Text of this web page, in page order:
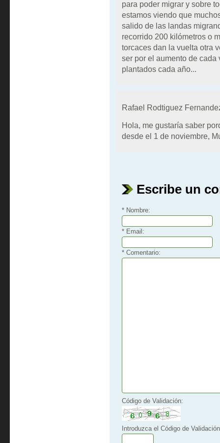
para poder migrar y sobre
estamos viendo que
salido de las landas
recorrido 200 kilómetros o
torcaces dan la vuelta otra
ser por el aumento de
plantados cada año...
Rafael Rodtiguez
Hola, me gustaría saber
desde el 1 de noviembre,
Escribe un
* Nombre:
* Email:
* Comentario:
Código de Validación:
Introduzca el Código de